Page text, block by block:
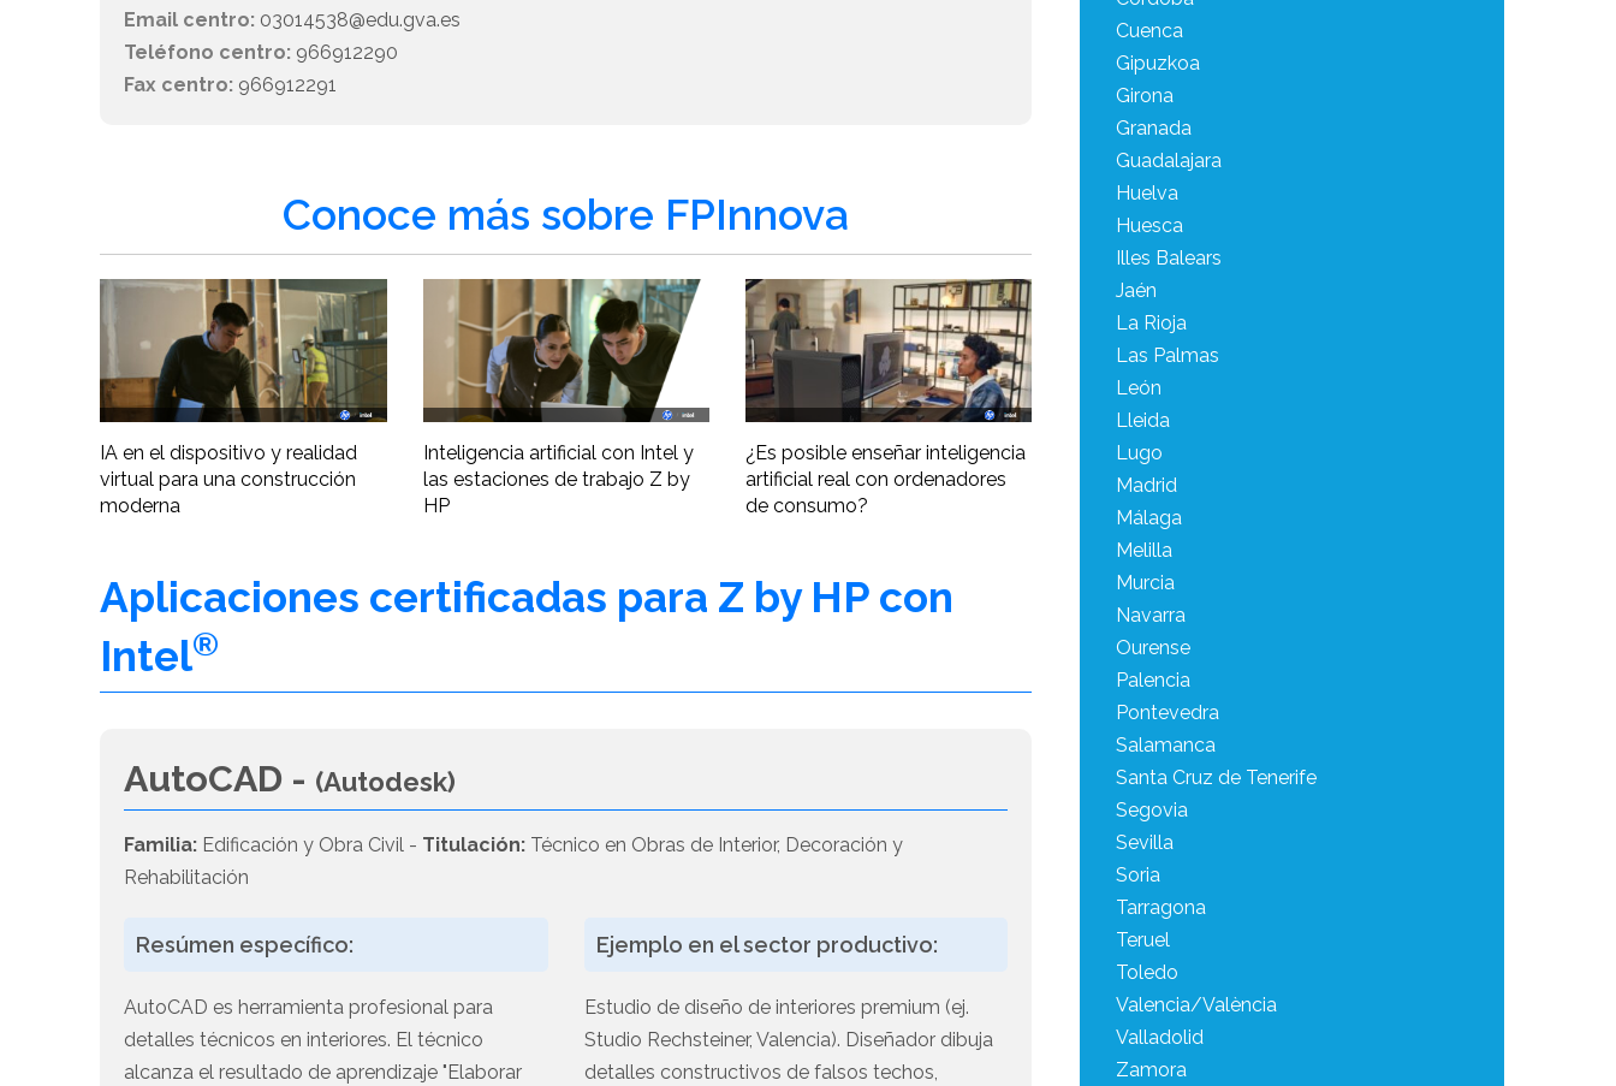
Email centro: 03014538@edu.gva.es
Teléfono centro: 966912290
Fax centro: 966912291
Conoce más sobre FPInnova
IA en el dispositivo y realidad
virtual para una construcción
moderna
Inteligencia artificial con Intel y
las estaciones de trabajo Z by
HP
¿Es posible enseñar inteligencia
artificial real con ordenadores
de consumo?
Aplicaciones certificadas para Z by HP con
Intel®
AutoCAD - (Autodesk)
Familia: Edificación y Obra Civil - Titulación: Técnico en Obras de Interior, Decoración y
Rehabilitación
Resúmen específico:
AutoCAD es herramienta profesional para
detalles técnicos en interiores. El técnico
alcanza el resultado de aprendizaje "Elaborar
Ejemplo en el sector productivo:
Estudio de diseño de interiores premium (ej.
Studio Rechsteiner, Valencia). Diseñador dibuja
detalles constructivos de falsos techos,
Cuenca
Gipuzkoa
Girona
Granada
Guadalajara
Huelva
Huesca
Illes Balears
Jaén
La Rioja
Las Palmas
León
Lleida
Lugo
Madrid
Málaga
Melilla
Murcia
Navarra
Ourense
Palencia
Pontevedra
Salamanca
Santa Cruz de Tenerife
Segovia
Sevilla
Soria
Tarragona
Teruel
Toledo
Valencia/València
Valladolid
Zamora